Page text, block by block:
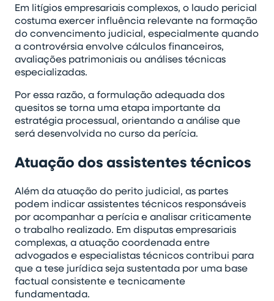
Em litígios empresariais complexos, o laudo pericial
costuma exercer influência relevante na formação
do convencimento judicial, especialmente quando
a controvérsia envolve cálculos financeiros,
avaliações patrimoniais ou análises técnicas
especializadas.
Por essa razão, a formulação adequada dos
quesitos se torna uma etapa importante da
estratégia processual, orientando a análise que
será desenvolvida no curso da perícia.
Atuação dos assistentes técnicos
Além da atuação do perito judicial, as partes
podem indicar assistentes técnicos responsáveis
por acompanhar a perícia e analisar criticamente
o trabalho realizado. Em disputas empresariais
complexas, a atuação coordenada entre
advogados e especialistas técnicos contribui para
que a tese jurídica seja sustentada por uma base
factual consistente e tecnicamente
fundamentada.